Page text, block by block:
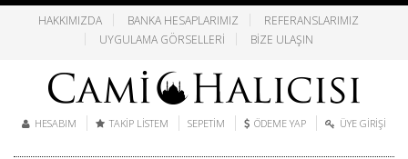
HAKKIMIZDA BANKA HESAPLARIMIZ
REFERANSLARIMIZ
UYGULAMA GÖRSELLERI
BIZE ULAŞIN
HESABIM TAKIP LISTEM SEPETIM ÖDEME YAP ÜYE GIRIŞI